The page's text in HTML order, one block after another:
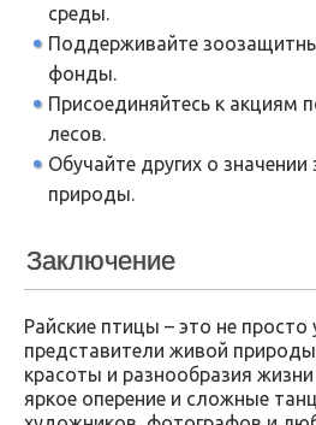
среды.
Поддерживайте
фонды.
Присоединяйтесь к акциям
лесов.
Обучайте других о
природы.
Заключение
Райские птицы – это не
представители живой
красоты и разнообразия
яркое оперение и сложные